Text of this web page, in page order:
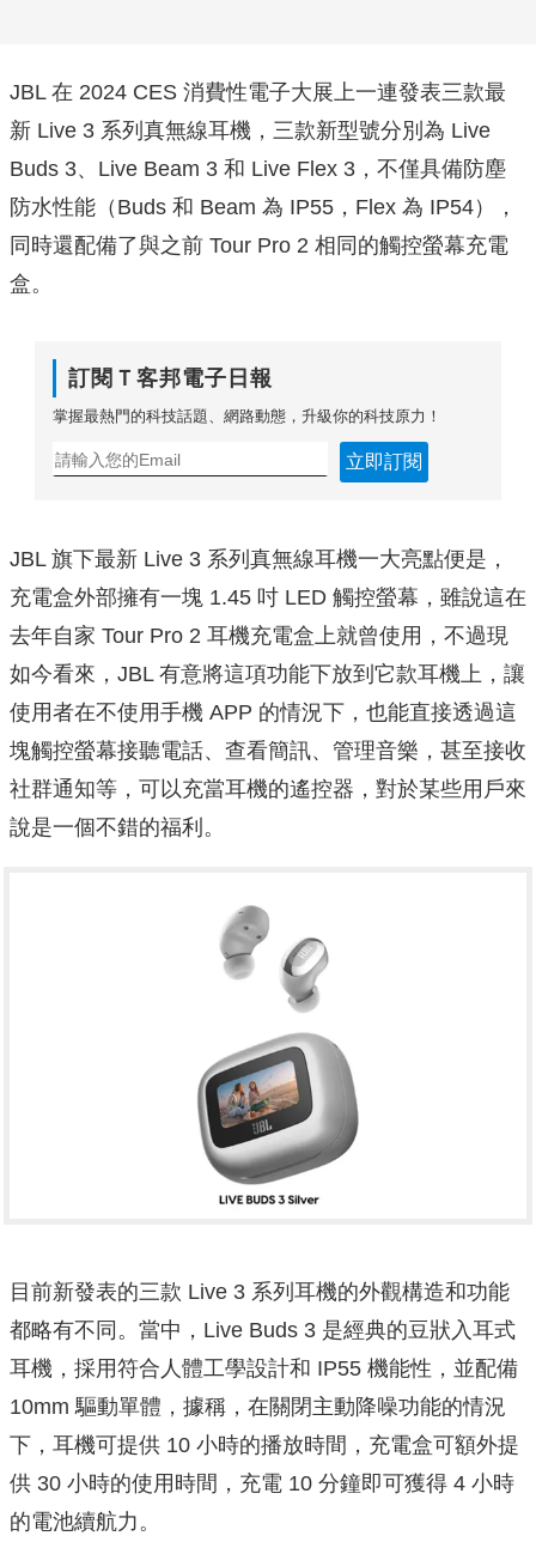
JBL 在 2024 CES 消費性電子大展上一連發表三款最
新 Live 3 系列真無線耳機，三款新型號分別為 Live
Buds 3、Live Beam 3 和 Live Flex 3，不僅具備防塵
防水性能（Buds 和 Beam 為 IP55，Flex 為 IP54），
同時還配備了與之前 Tour Pro 2 相同的觸控螢幕充電
盒。
訂閱Ｔ客邦電子日報
掌握最熱門的科技話題、網路動態，升級你的科技原力！
立即訂閱
JBL 旗下最新 Live 3 系列真無線耳機一大亮點便是，
充電盒外部擁有一塊 1.45 吋 LED 觸控螢幕，雖說這在
去年自家 Tour Pro 2 耳機充電盒上就曾使用，不過現
如今看來，JBL 有意將這項功能下放到它款耳機上，讓
使用者在不使用手機 APP 的情況下，也能直接透過這
塊觸控螢幕接聽電話、查看簡訊、管理音樂，甚至接收
社群通知等，可以充當耳機的遙控器，對於某些用戶來
說是一個不錯的福利。
目前新發表的三款 Live 3 系列耳機的外觀構造和功能
都略有不同。當中，Live Buds 3 是經典的豆狀入耳式
耳機，採用符合人體工學設計和 IP55 機能性，並配備
10mm 驅動單體，據稱，在關閉主動降噪功能的情況
下，耳機可提供 10 小時的播放時間，充電盒可額外提
供 30 小時的使用時間，充電 10 分鐘即可獲得 4 小時
的電池續航力。